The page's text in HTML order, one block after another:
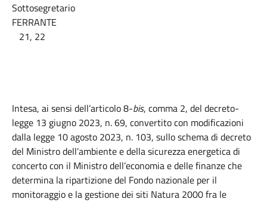
Sottosegretario
FERRANTE
21, 22
Intesa, ai sensi dell’articolo 8-bis, comma 2, del decreto-
legge 13 giugno 2023, n. 69, convertito con modificazioni
dalla legge 10 agosto 2023, n. 103, sullo schema di decreto
del Ministro dell’ambiente e della sicurezza energetica di
concerto con il Ministro dell’economia e delle finanze che
determina la ripartizione del Fondo nazionale per il
monitoraggio e la gestione dei siti Natura 2000 fra le